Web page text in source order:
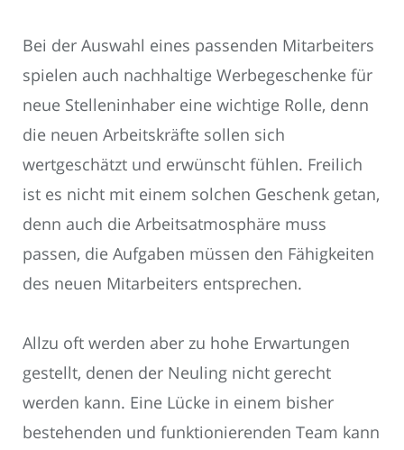
Bei der Auswahl eines passenden Mitarbeiters
spielen auch nachhaltige Werbegeschenke für
neue Stelleninhaber eine wichtige Rolle, denn
die neuen Arbeitskräfte sollen sich
wertgeschätzt und erwünscht fühlen. Freilich
ist es nicht mit einem solchen Geschenk getan,
denn auch die Arbeitsatmosphäre muss
passen, die Aufgaben müssen den Fähigkeiten
des neuen Mitarbeiters entsprechen.
Allzu oft werden aber zu hohe Erwartungen
gestellt, denen der Neuling nicht gerecht
werden kann. Eine Lücke in einem bisher
bestehenden und funktionierenden Team kann